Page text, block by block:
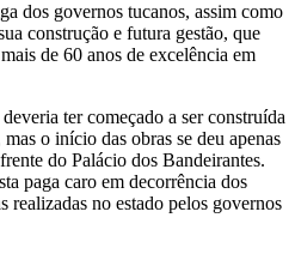
dos governos tucanos, assim como
construção e futura gestão, que
de 60 anos de excelência em
ter começado a ser construída
o início das obras se deu apenas
do Palácio dos Bandeirantes.
paga caro em decorrência dos
realizadas no estado pelos governos